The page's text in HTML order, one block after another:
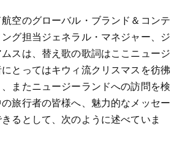
空のグローバル・ブランド＆コンテ
グ担当ジェネラル・マネジャー、ジ
スは、替え歌の歌詞はここニュージ
とってはキウィ流クリスマスを彷彿
またニュージーランドへの訪問を検
旅行者の皆様へ、魅力的なメッセー
るとして、次のように述べていま